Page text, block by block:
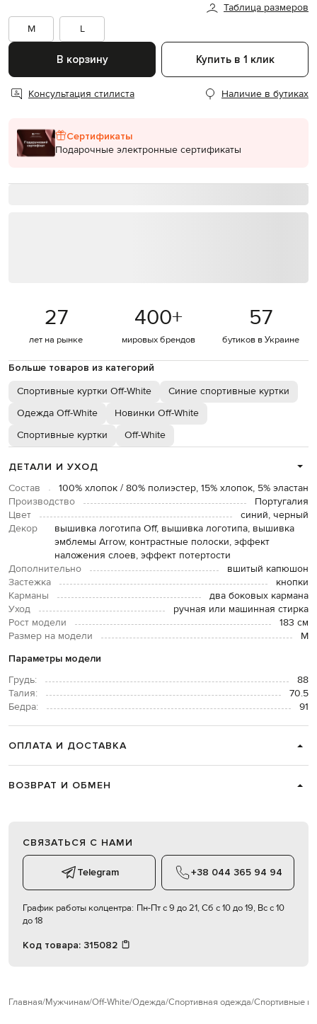
Таблица размеров
M
L
В корзину Купить в 1 клик
Консультация стилиста Наличие в бутиках
Сертификаты
Подарочные электронные сертификаты
27
лет на рынке
400+
мировых брендов
57
бутиков в Украине
Больше товаров из категорий
Спортивные куртки Off-White
Синие спортивные куртки
Одежда Off-White
Новинки Off-White
Спортивные куртки
Off-White
ДЕТАЛИ И УХОД
Состав
100% хлопок / 80% полиэстер, 15% хлопок, 5% эластан
Производство
Португалия
Цвет
синий, черный
Декор
вышивка логотипа Off, вышивка логотипа, вышивка
эмблемы Arrow, контрастные полоски, эффект
наложения слоев, эффект потертости
Дополнительно
вшитый капюшон
Застежка
кнопки
Карманы
два боковых кармана
Уход
ручная или машинная стирка
Рост модели
183 см
Размер на модели
М
Параметры модели
Грудь:
88
Талия:
70.5
Бедра:
91
ОПЛАТА И ДОСТАВКА
ВОЗВРАТ И ОБМЕН
СВЯЗАТЬСЯ С НАМИ
Telegram +38 044 365 94 94
График работы колцентра: Пн-Пт с 9 до 21, Сб с 10 до 19, Вс с 10
до 18
Код товара: 315082
Главная Мужчинам Off-White Одежда Спортивная одежда Спортивные